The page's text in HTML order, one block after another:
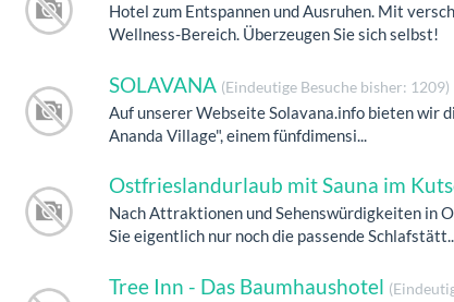
Hotel zum Entspannen und Ausruhen. Mit
Wellness-Bereich. Überzeugen Sie sich selbst!
SOLAVANA (Eindeutige Besuche bisher: 1209)
Auf unserer Webseite Solavana.info bieten wir
Ananda Village", einem fünfdimensi...
Ostfrieslandurlaub mit Sauna im
Nach Attraktionen und Sehenswürdigkeiten in
Sie eigentlich nur noch die passende
Tree Inn - Das Baumhaushotel